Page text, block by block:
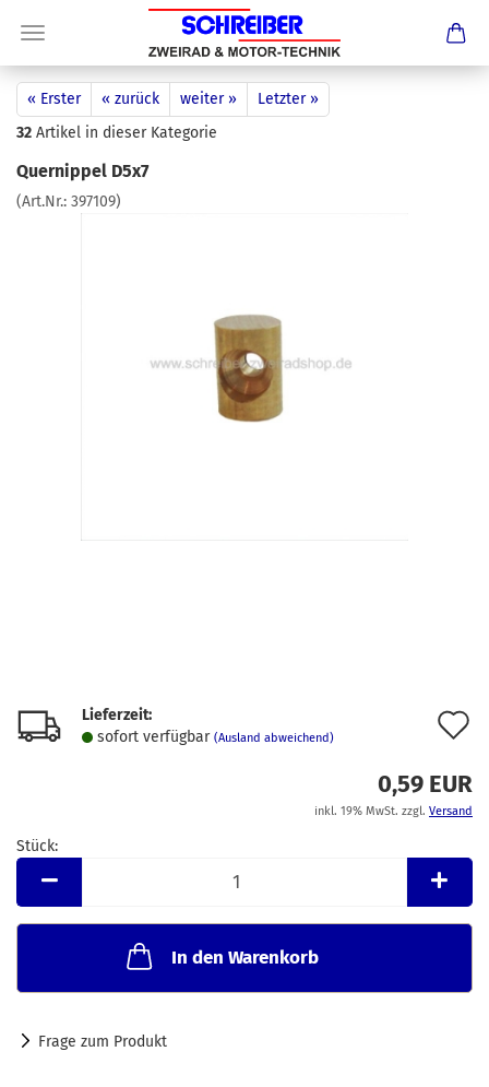
« Erster « zurück weiter »
Letzter »
32 Artikel in dieser Kategorie
Quernippel D5x7
(Art.Nr.: 397109)
Lieferzeit:
sofort verfügbar (Ausland abweichend)
0,59 EUR
inkl. 19% MwSt. zzgl. Versand
Stück:
Stück
In den Warenkorb
Frage zum Produkt